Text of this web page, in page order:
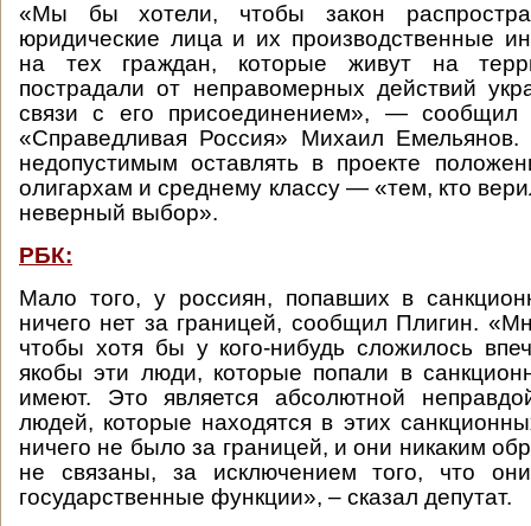
«Мы бы хотели, чтобы закон
юридические лица и их производственные
на тех граждан, которые живут на
пострадали от неправомерных действий
связи с его присоединением», — сообщил
«Справедливая Россия» Михаил Емельянов.
недопустимым оставлять в проекте
олигархам и среднему классу — «тем, кто
неверный выбор».
РБК:
Мало того, у россиян, попавших в
ничего нет за границей, сообщил Плигин.
чтобы хотя бы у кого-нибудь сложилось
якобы эти люди, которые попали в
имеют. Это является абсолютной
людей, которые находятся в этих
ничего не было за границей, и они никаким
не связаны, за исключением того, что
государственные функции», – сказал депутат.